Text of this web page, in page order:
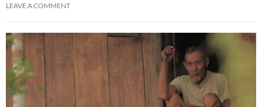
LEAVE A COMMENT